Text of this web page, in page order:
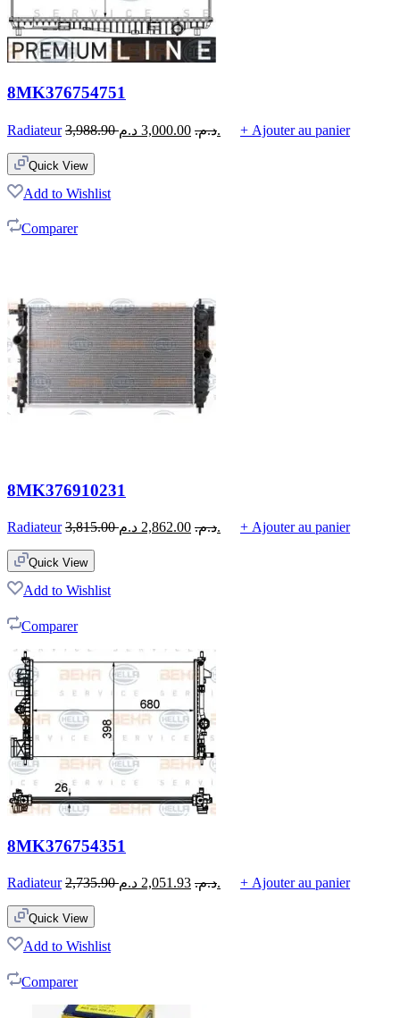
8MK376754751
Radiateur 3,988.90 د.م. 3,000.00 د.م. + Ajouter au panier
Quick View
Add to Wishlist
Comparer
8MK376910231
Radiateur 3,815.00 د.م. 2,862.00 د.م. + Ajouter au panier
Quick View
Add to Wishlist
Comparer
8MK376754351
Radiateur 2,735.90 د.م. 2,051.93 د.م. + Ajouter au panier
Quick View
Add to Wishlist
Comparer